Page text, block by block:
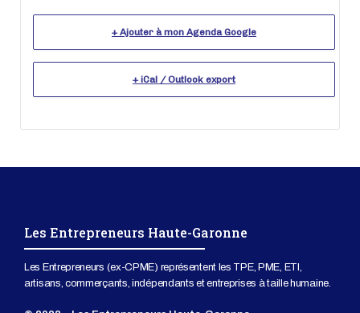
+ Ajouter à mon Agenda Google
+ iCal / Outlook export
Les Entrepreneurs Haute-Garonne
Les Entrepreneurs (ex-CPME) représentent les TPE, PME, ETI,
artisans, commerçants, indépendants et entreprises à taille humaine.